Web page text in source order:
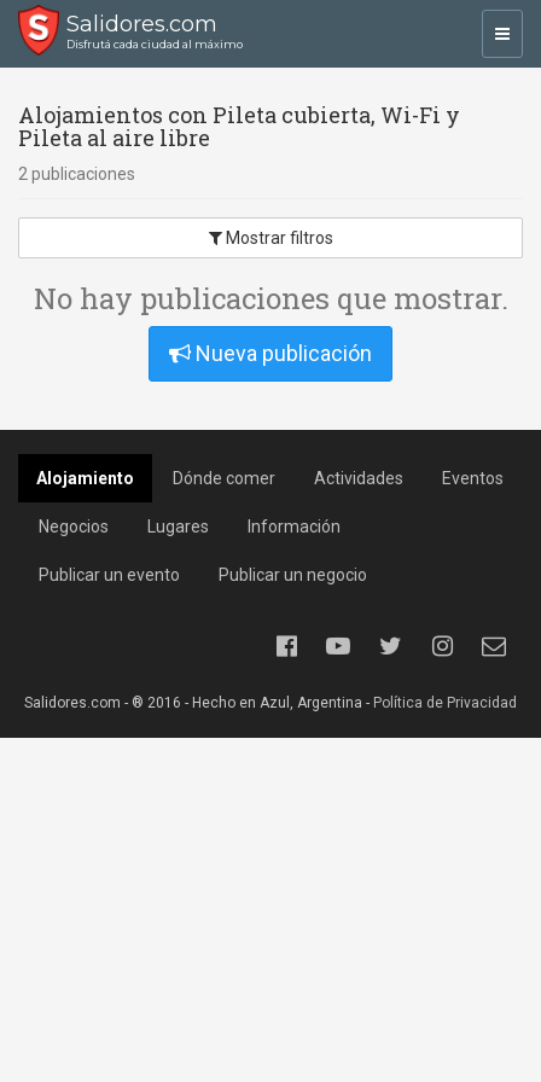
Salidores.com
Disfrutá cada ciudad al máximo
Alojamientos con Pileta cubierta, Wi-Fi y
Pileta al aire libre
2 publicaciones
Mostrar filtros
No hay publicaciones que mostrar.
Nueva publicación
Alojamiento Dónde comer Actividades Eventos
Negocios Lugares Información
Publicar un evento Publicar un negocio
Salidores.com - ® 2016 - Hecho en Azul, Argentina - Política de Privacidad